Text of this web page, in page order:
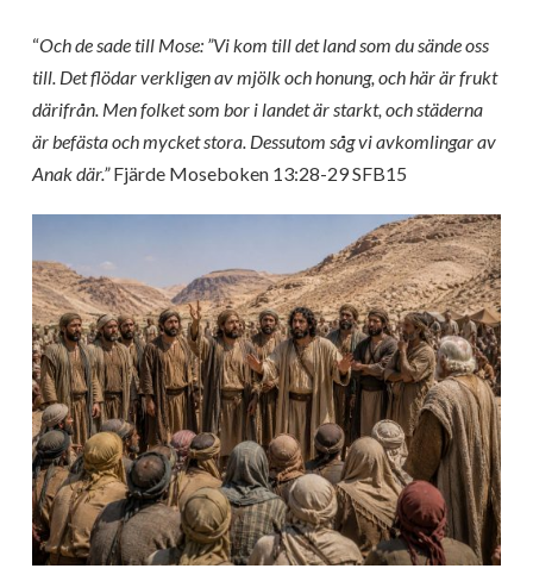
“Och de sade till Mose: ”Vi kom till det land som du sände oss
till. Det flödar verkligen av mjölk och honung, och här är frukt
därifrån. Men folket som bor i landet är starkt, och städerna
är befästa och mycket stora. Dessutom såg vi avkomlingar av
Anak där.”Fjärde Moseboken 13:28-29 SFB15